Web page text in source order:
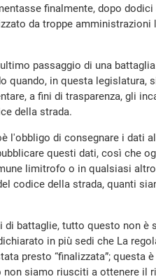
finalmente, dopo
da troppe amministrazioni
passaggio di una
quando, in questa legislatura,
a fini di trasparenza, gli
della strada.
l'obbligo di consegnare i dati
questi dati, così che
limitrofo o in qualsiasi
codice della strada, quanti
di battaglie, tutto questo non è
in più sedi che La
presto “finalizzata”; questa
non siamo riusciti a ottenere il